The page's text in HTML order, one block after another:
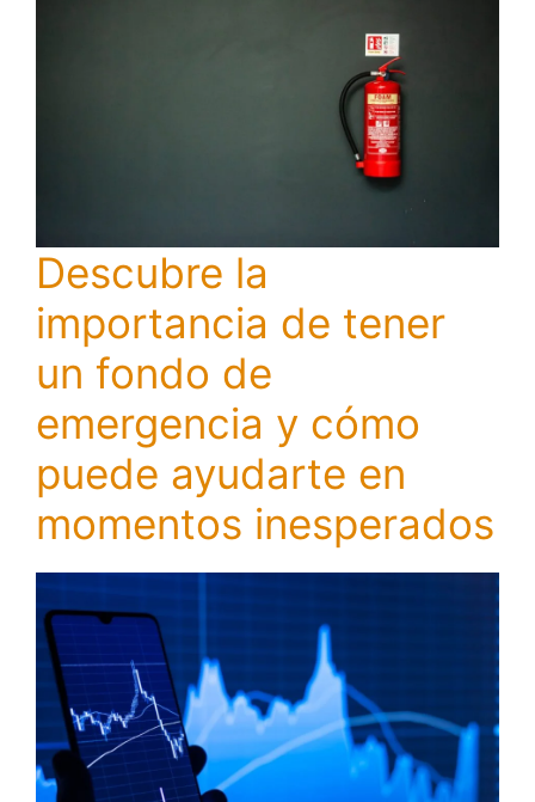
Descubre la
importancia de tener
un fondo de
emergencia y cómo
puede ayudarte en
momentos inesperados